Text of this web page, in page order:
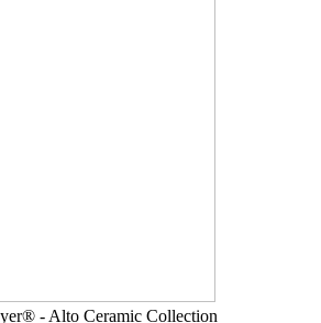
- Alto Ceramic Collection